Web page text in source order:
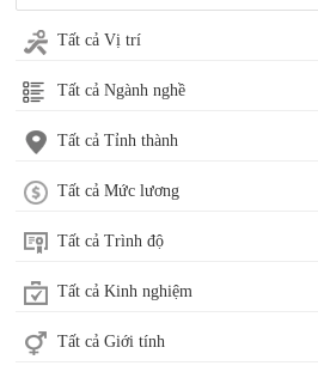
Tất cả Vị trí
Tất cả Ngành nghề
Tất cả Tỉnh thành
Tất cả Mức lương
Tất cả Trình độ
Tất cả Kinh nghiệm
Tất cả Giới tính